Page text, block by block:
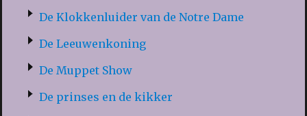
De Klokkenluider van de Notre Dame
De Leeuwenkoning
De Muppet Show
De prinses en de kikker